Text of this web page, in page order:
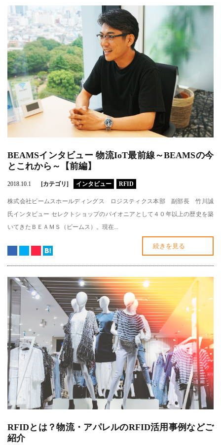
BEAMSインタビュー 物流IoT最前線～BEAMSの今
とこれから～【前編】
2018.10.1 [カテゴリ] インタビュー RFID
株式会社ビームスホールディングス ロジスティクス本部 副部長 竹川誠
氏インタビュー セレクトショップのパイオニアとして４０年以上の歴史を築
いてきたＢＥＡＭＳ（ビームス）。現在...
続きを見る
RFIDとは？物流・アパレルのRFID活用事例などご
紹介